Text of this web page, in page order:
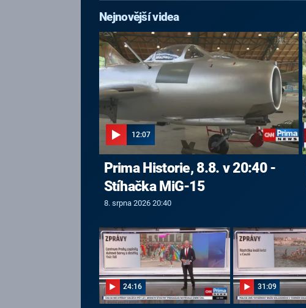
Nejnovější videa
12:07
Prima Historie, 8.8. v 20:40 -
Stíhačka MiG-15
8. srpna 2026 20:40
24:16 31:09